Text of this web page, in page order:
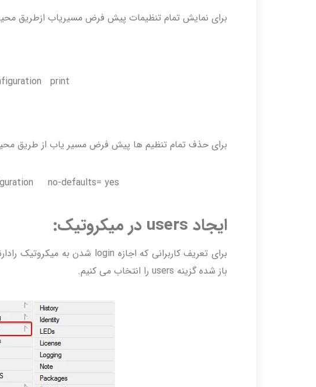
برای نمایش تمام تنظیمات پیش فرض مسیریاب ازطریق
print
برای حذف تمام تنظیم ها پیش فرض مسیر یاب از طریق
no-defaults= yes
ایجاد users در میکروتیک:
باز شده گزینه users را انتخاب می کنیم.